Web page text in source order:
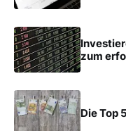
zum
Die Top